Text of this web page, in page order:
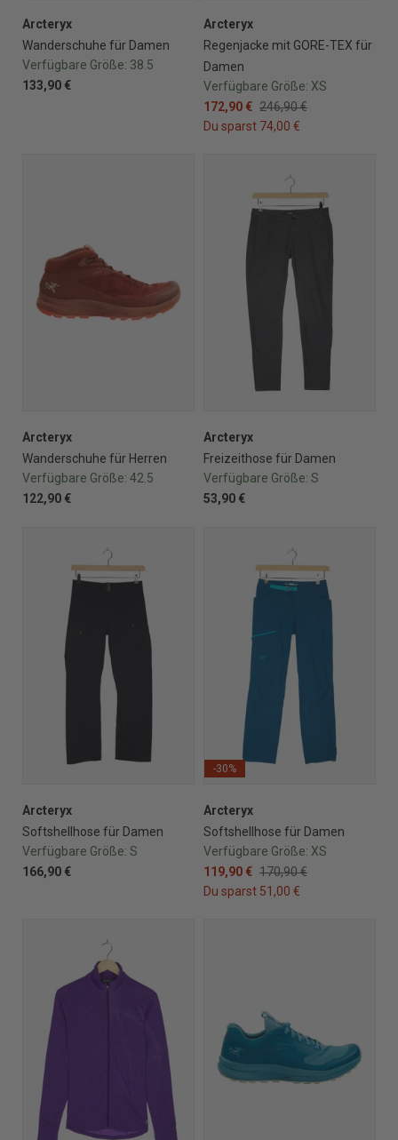
Arcteryx
Wanderschuhe für Damen
Verfügbare Größe: 38.5
133,90 €
Arcteryx
Regenjacke mit GORE-TEX für
Damen
Verfügbare Größe: XS
172,90 € 246,90 €
Du sparst 74,00 €
Arcteryx
Wanderschuhe für Herren
Verfügbare Größe: 42.5
122,90 €
Arcteryx
Freizeithose für Damen
Verfügbare Größe: S
53,90 €
Arcteryx
Softshellhose für Damen
Verfügbare Größe: S
166,90 €
-30%
Arcteryx
Softshellhose für Damen
Verfügbare Größe: XS
119,90 € 170,90 €
Du sparst 51,00 €